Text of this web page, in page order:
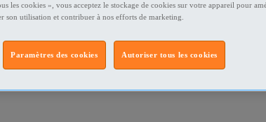
les cookies », vous acceptez le stockage de cookies sur votre appareil pour
son utilisation et contribuer à nos efforts de marketing.
Autoriser tous les cookies
Paramètres des cookies